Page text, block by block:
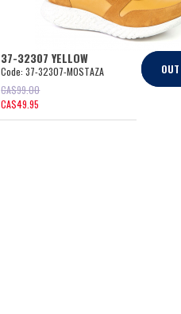
37-32307 YELLOW
Code: 37-32307-MOSTAZA
CA$99.00
CA$49.95